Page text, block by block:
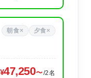
朝食× 夕食×
47,250 /2名